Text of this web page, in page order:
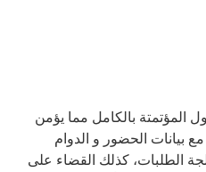
المؤتمتة بالكامل مما يؤمن
بيانات الحضور و الدوام
الطلبات، كذلك القضاء على